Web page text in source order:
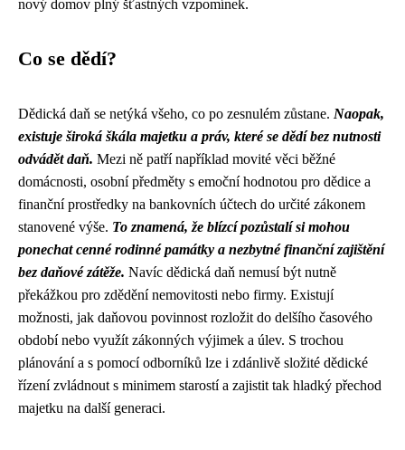
nový domov plný šťastných vzpomínek.
Co se dědí?
Dědická daň se netýká všeho, co po zesnulém zůstane. Naopak,
existuje široká škála majetku a práv, které se dědí bez nutnosti
odvádět daň. Mezi ně patří například movité věci běžné
domácnosti, osobní předměty s emoční hodnotou pro dědice a
finanční prostředky na bankovních účtech do určité zákonem
stanovené výše. To znamená, že blízcí pozůstalí si mohou
ponechat cenné rodinné památky a nezbytné finanční zajištění
bez daňové zátěže. Navíc dědická daň nemusí být nutně
překážkou pro zdědění nemovitosti nebo firmy. Existují
možnosti, jak daňovou povinnost rozložit do delšího časového
období nebo využít zákonných výjimek a úlev. S trochou
plánování a s pomocí odborníků lze i zdánlivě složité dědické
řízení zvládnout s minimem starostí a zajistit tak hladký přechod
majetku na další generaci.